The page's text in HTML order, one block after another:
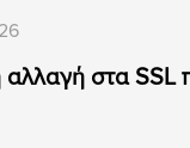
στα SSL